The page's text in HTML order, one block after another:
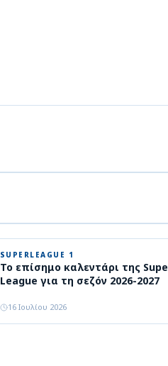
SUPERLEAGUE 1
Το επίσημο καλεντάρι της
League για τη σεζόν 2026-2027
16 Ιουλίου 2026